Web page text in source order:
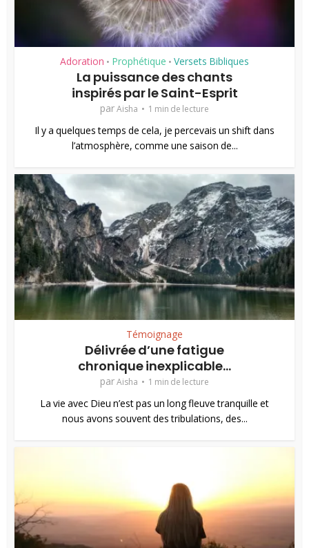
Adoration • Prophétique • Versets Bibliques
La puissance des chants
inspirés par le Saint-Esprit
parAisha 1 min de lecture
Il y a quelques temps de cela, je percevais un shift dans
l’atmosphère, comme une saison de...
Témoignage
Délivrée d’une fatigue
chronique inexplicable…
parAisha 1 min de lecture
La vie avec Dieu n’est pas un long fleuve tranquille et
nous avons souvent des tribulations, des...